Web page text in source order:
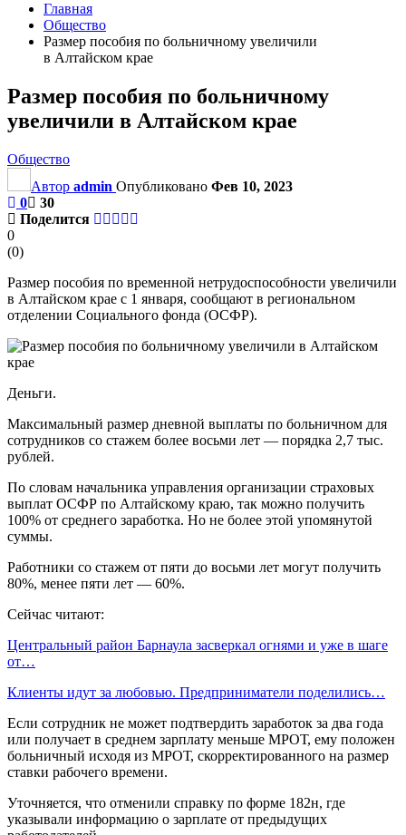
Главная
Общество
Размер пособия по больничному увеличили
в Алтайском крае
Размер пособия по больничному
увеличили в Алтайском крае
Общество
Автор admin Опубликовано Фев 10, 2023
0
30
Поделится
0
(0)
Размер пособия по временной нетрудоспособности увеличили
в Алтайском крае с 1 января, сообщают в региональном
отделении Социального фонда (ОСФР).
Деньги.
Максимальный размер дневной выплаты по больничном для
сотрудников со стажем более восьми лет — порядка 2,7 тыс.
рублей.
По словам начальника управления организации страховых
выплат ОСФР по Алтайскому краю, так можно получить
100% от среднего заработка. Но не более этой упомянутой
суммы.
Работники со стажем от пяти до восьми лет могут получить
80%, менее пяти лет — 60%.
Сейчас читают:
Центральный район Барнаула засверкал огнями и уже в шаге
от…
Клиенты идут за любовью. Предприниматели поделились…
Если сотрудник не может подтвердить заработок за два года
или получает в среднем зарплату меньше МРОТ, ему положен
больничный исходя из МРОТ, скорректированного на размер
ставки рабочего времени.
Уточняется, что отменили справку по форме 182н, где
указывали информацию о зарплате от предыдущих